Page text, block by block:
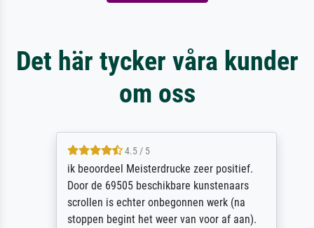
Det här tycker våra kunder
om oss
4.5 / 5
ik beoordeel Meisterdrucke zeer positief.
Door de 69505 beschikbare kunstenaars
scrollen is echter onbegonnen werk (na
stoppen begint het weer van voor af aan).